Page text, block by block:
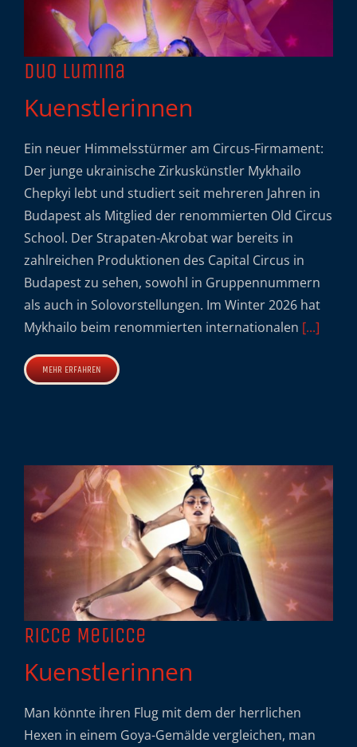
Duo Lumina
Kuenstlerinnen
Ein neuer Himmelsstürmer am Circus-Firmament:
Der junge ukrainische Zirkuskünstler Mykhailo
Chepkyi lebt und studiert seit mehreren Jahren in
Budapest als Mitglied der renommierten Old Circus
School. Der Strapaten-Akrobat war bereits in
zahlreichen Produktionen des Capital Circus in
Budapest zu sehen, sowohl in Gruppennummern
als auch in Solovorstellungen. Im Winter 2026 hat
Mykhailo beim renommierten internationalen [...]
MEHR ERFAHREN
Ricce Meticce
Kuenstlerinnen
Man könnte ihren Flug mit dem der herrlichen
Hexen in einem Goya-Gemälde vergleichen, man